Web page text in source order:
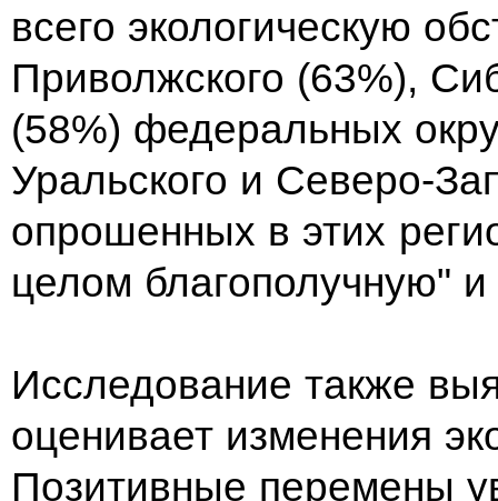
всего экологическую
Приволжского (63%),
(58%) федеральных
Уральского и Северо-
опрошенных в этих
целом благополучную"
Исследование также
оценивает изменения
Позитивные перемены